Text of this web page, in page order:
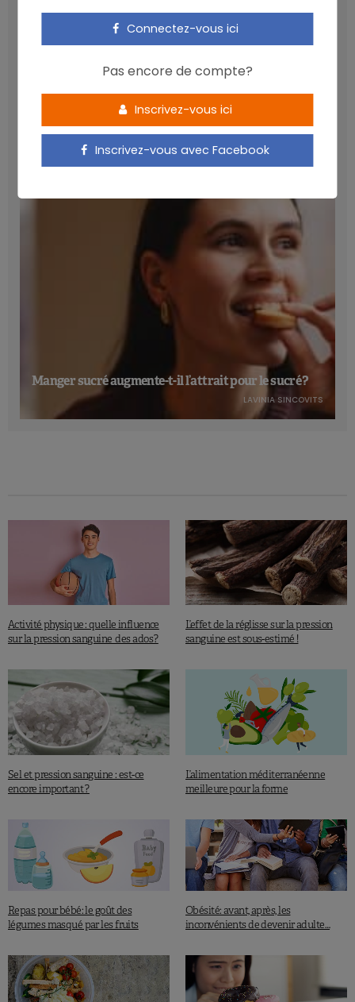
Les anthocyanines bénéfiques pour la santé
cardiométabolique
Manger sucré augmente-t-il l’attrait pour le sucré ?
LAVINIA SINCOVITS
Activité physique : quelle influence
sur la pression sanguine des ados ?
L’effet de la réglisse sur la pression
sanguine est sous-estimé !
Sel et pression sanguine : est-ce
encore important ?
L’alimentation méditerranéenne
meilleure pour la forme
Repas pour bébé: le goût des
légumes masqué par les fruits
Obésité: avant, après, les
inconvénients de devenir adulte…
Connectez-vous ici
Pas encore de compte?
Inscrivez-vous ici
Inscrivez-vous avec Facebook